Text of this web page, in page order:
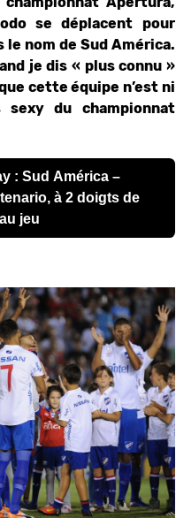
se déplacent pour
le nom de Sud América.
je dis « plus connu »
cette équipe n’est ni
du championnat
à 2 doigts de
jeu